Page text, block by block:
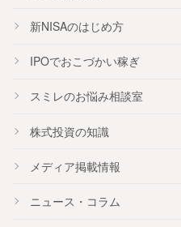
新NISAのはじめ方
IPOでおこづかい稼ぎ
スミレのお悩み相談室
株式投資の知識
メディア掲載情報
ニュース・コラム